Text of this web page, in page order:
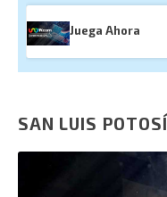
Juega Ahora
SAN LUIS POTOSÍ